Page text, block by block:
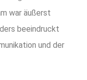
war äußerst
beeindruckt
und der